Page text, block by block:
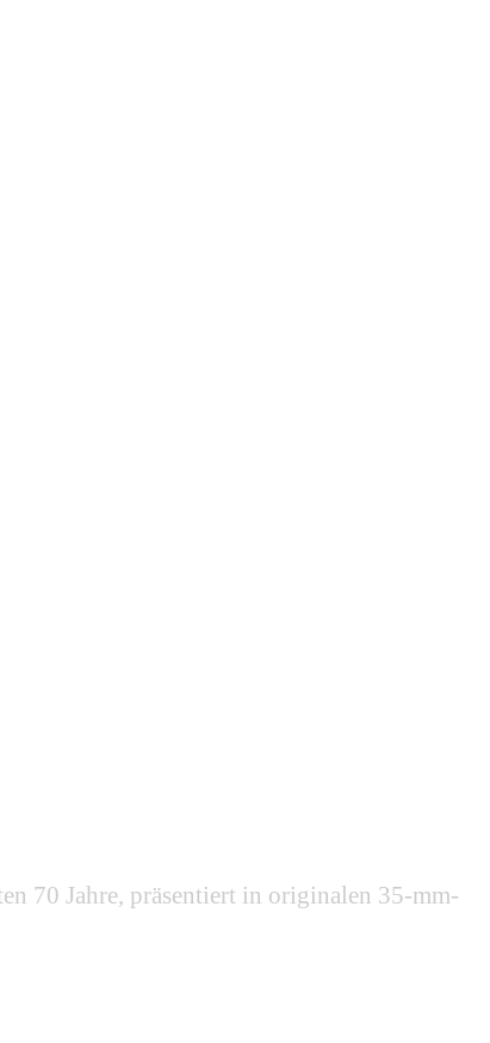
70 Jahre, präsentiert in originalen 35-mm-